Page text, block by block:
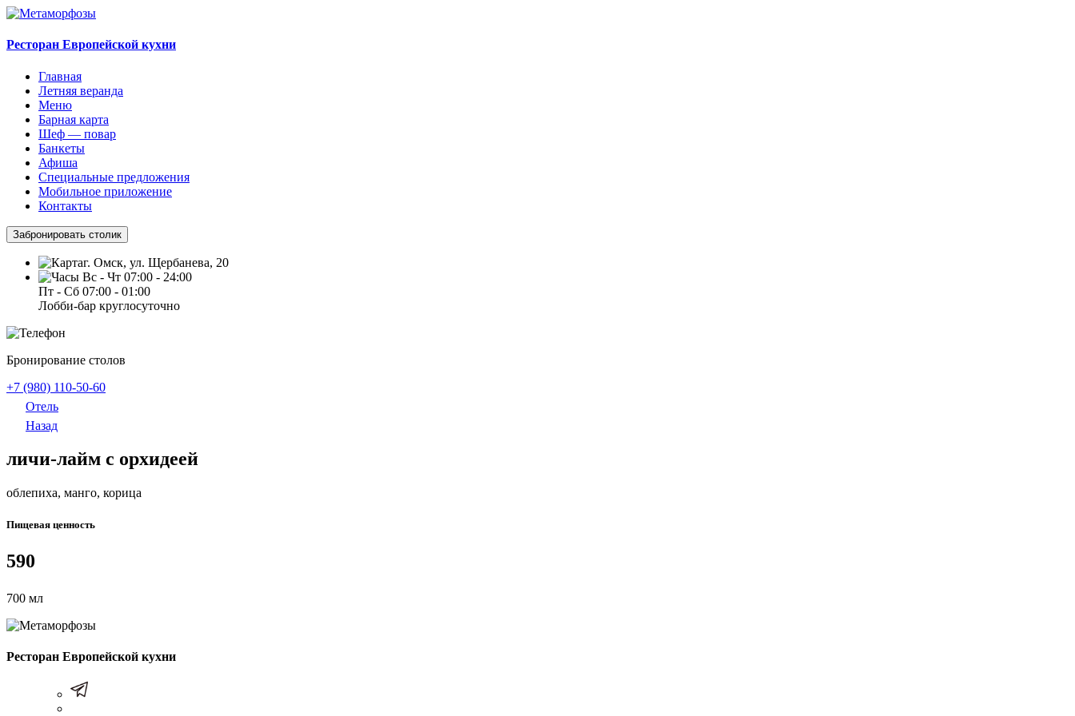
Ресторан Европейской кухни
Главная
Летняя веранда
Меню
Барная карта
Шеф — повар
Банкеты
Афиша
Специальные предложения
Мобильное приложение
Контакты
Забронировать столик
г. Омск, ул. Щербанева, 20
Вс - Чт 07:00 - 24:00
Пт - Сб 07:00 - 01:00
Лобби-бар круглосуточно
Бронирование столов
+7 (980) 110-50-60
Отель
Назад
личи-лайм с орхидеей
облепиха, манго, корица
Пищевая ценность
590
700 мл
Ресторан Европейской кухни